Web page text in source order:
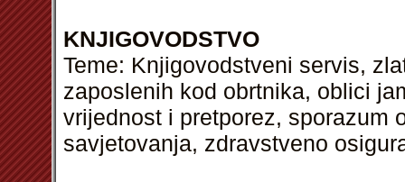
KNJIGOVODSTVO
Teme: Knjigovodstveni servis,
zaposlenih kod obrtnika, oblici
vrijednost i pretporez, sporazum
savjetovanja, zdravstveno